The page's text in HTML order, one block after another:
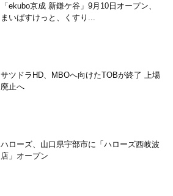
「ekubo京成 新鎌ケ谷」9月10日オープン、
まいばすけっと、くすり...
サツドラHD、MBOへ向けたTOBが終了 上場
廃止へ
ハローズ、山口県宇部市に「ハローズ西岐波
店」オープン